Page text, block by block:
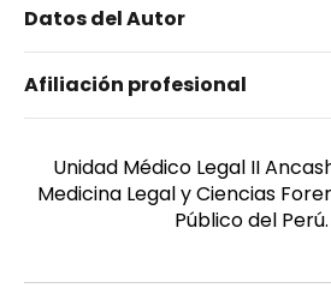
Datos del Autor
Vigo Corea, Digna
Afiliación profesional
Unidad Médico Legal II
Medicina Legal y Ciencias
Público del Perú.